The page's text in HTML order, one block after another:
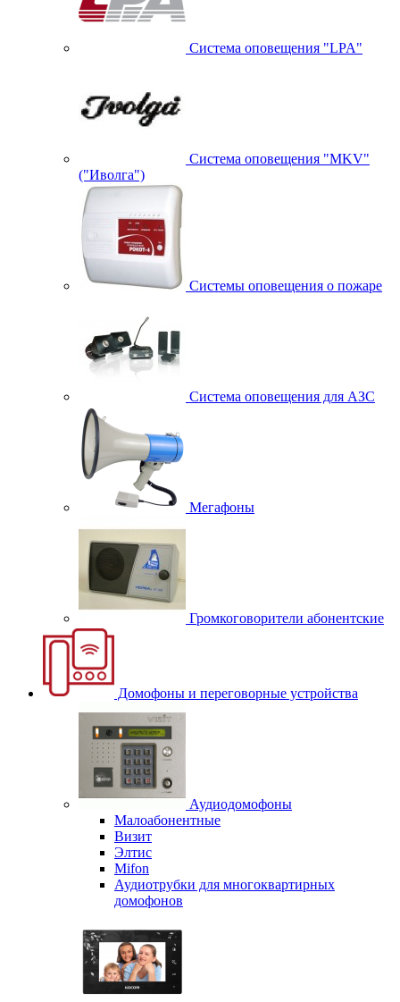
Система оповещения "LPA"
Система оповещения "MKV"
("Иволга")
Системы оповещения о пожаре
Система оповещения для АЗС
Мегафоны
Громкоговорители абонентские
Домофоны и переговорные устройства
Аудиодомофоны
Малоабонентные
Визит
Элтис
Mifon
Аудиотрубки для многоквартирных
домофонов